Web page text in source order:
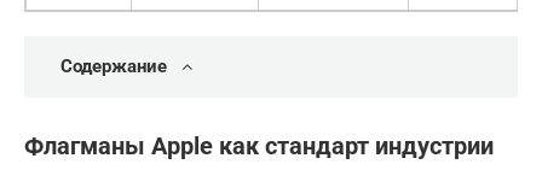
Содержание
Флагманы Apple как стандарт индустрии